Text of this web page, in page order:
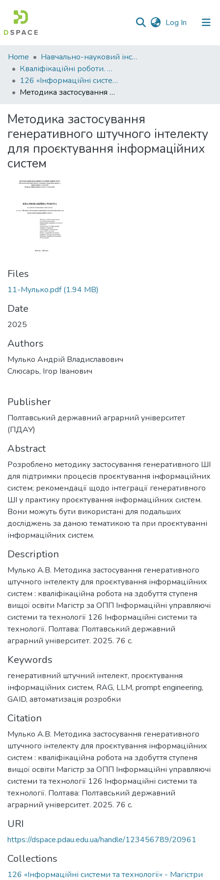
Log In (current)
Communities
&
Collections
All of DSpace
Statistics
Home
Навчально-науковий інститут економіки, управління, права та інформаційних технологій
Кваліфікаційні роботи. ННІ економіки, управління, права та ІТ
126 «Інформаційні системи та технології» - Магістри 2025-2026
Методика застосування генеративного штучного інтелекту для проєктування інформаційних систем
Методика застосування
генеративного штучного інтелекту
для проєктування інформаційних
систем
Files
11-Мулько.pdf(1.94 MB)
Date
2025
Authors
Мулько Андрій Владиславович
Слюсарь, Ігор Іванович
Publisher
Полтавський державний аграрний університет
(ПДАУ)
Abstract
Розроблено методику застосування генеративного ШІ
для підтримки процесів проєктування інформаційних
систем; рекомендації щодо інтеграції генеративного
ШІ у практику проєктування інформаційних систем.
Вони можуть бути використані для подальших
досліджень за даною тематикою та при проєктуванні
інформаційних систем.
Description
Мулько А.В. Методика застосування генеративного
штучного інтелекту для проєктування інформаційних
систем : кваліфікаційна робота на здобуття ступеня
вищої освіти Магістр за ОПП Інформаційні управляючі
системи та технології 126 Інформаційні системи та
технології. Полтава: Полтавський державний
аграрний університет. 2025. 76 с.
Keywords
генеративний штучний інтелект, проєктування
інформаційних систем, RAG, LLM, prompt engineering,
GAID, автоматизація розробки
Citation
Мулько А.В. Методика застосування генеративного
штучного інтелекту для проєктування інформаційних
систем : кваліфікаційна робота на здобуття ступеня
вищої освіти Магістр за ОПП Інформаційні управляючі
системи та технології 126 Інформаційні системи та
технології. Полтава: Полтавський державний
аграрний університет. 2025. 76 с.
URI
https://dspace.pdau.edu.ua/handle/123456789/20961
Collections
126 «Інформаційні системи та технології» - Магістри